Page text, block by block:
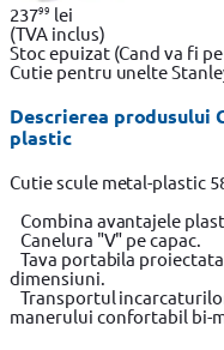
23799 lei
(TVA inclus)
Stoc epuizat (Cand va fi
Cutie pentru unelte
Descrierea produsului
plastic
Cutie scule metal-plastic
Combina avantajele
Canelura "V" pe capac.
Tava portabila
dimensiuni.
Transportul
manerului confortabil bi-